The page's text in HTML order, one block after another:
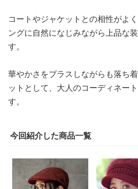
コートやジャケットとの相性がよ
ングに自然になじみながら上品な
す。
華やかさをプラスしながらも落ち
ットとして、大人のコーディネー
す。
今回紹介した商品一覧